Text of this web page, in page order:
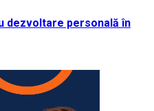
dezvoltare personală în